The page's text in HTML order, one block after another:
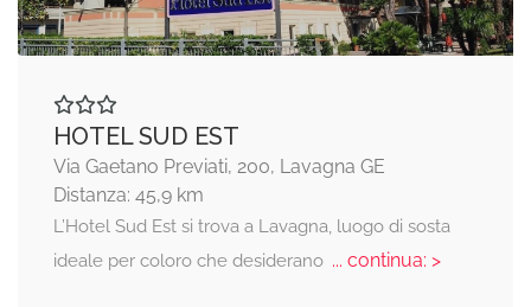
HOTEL SUD EST
Via Gaetano Previati, 200, Lavagna GE
Distanza: 45,9 km
L’Hotel Sud Est si trova a Lavagna, luogo di sosta
ideale per coloro che desiderano... continua: >